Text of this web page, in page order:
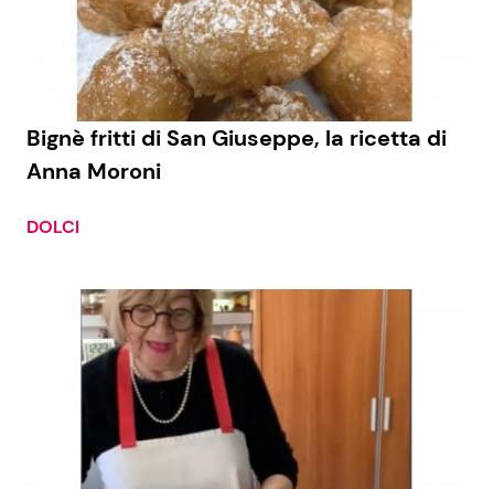
Bignè fritti di San Giuseppe, la ricetta di
Anna Moroni
DOLCI